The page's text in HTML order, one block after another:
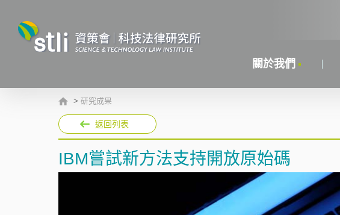
關於我們
> 研究成果
返回列表
IBM嘗試新方法支持開放原始碼